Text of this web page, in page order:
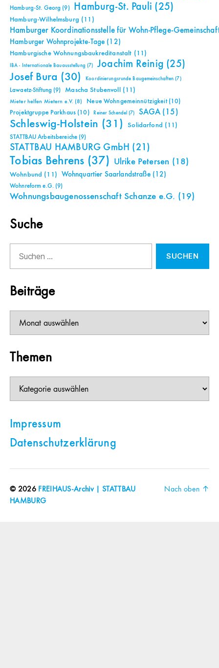
Hamburg-St. Georg (9) Hamburg-St. Pauli (25)
Hamburg-Wilhelmsburg (11)
Hamburger Koordinationsstelle für Wohn-Pflege-
Hamburger Wohnprojekte-Tage (12)
Hamburgische Wohnungsbaukreditanstalt (11)
IBA - Internationale Bauausstellung (7) Joachim Reinig (25)
Josef Bura (30) Koordinierungsrunde Baugemeinschaften (7)
Lawaetz-Stiftung (9) Mascha Stubenvoll (11)
Mieter helfen Mietern e.V. (8) Neue Wohngemeinnützigkeit(10)
Projektgruppe Parkhaus (10) Reiner Schendel (7) SAGA(15)
Schleswig-Holstein (31) Solidarfond (11)
STATTBAU Arbeitsbereiche (9)
STATTBAU HAMBURG GmbH (21)
Tobias Behrens (37) Ulrike Petersen (18)
Wohnbund (11) Wohnquartier Saarlandstraße(12)
Wohnreform e.G.(9)
Wohnungsbaugenossenschaft Schanze e.G. (19)
Suche
nach:
Beiträge
Themen
Impressum
Datenschutzerklärung
© 2026 FREIHAUS-Archiv | STATTBAU
HAMBURG
Nach oben ↑